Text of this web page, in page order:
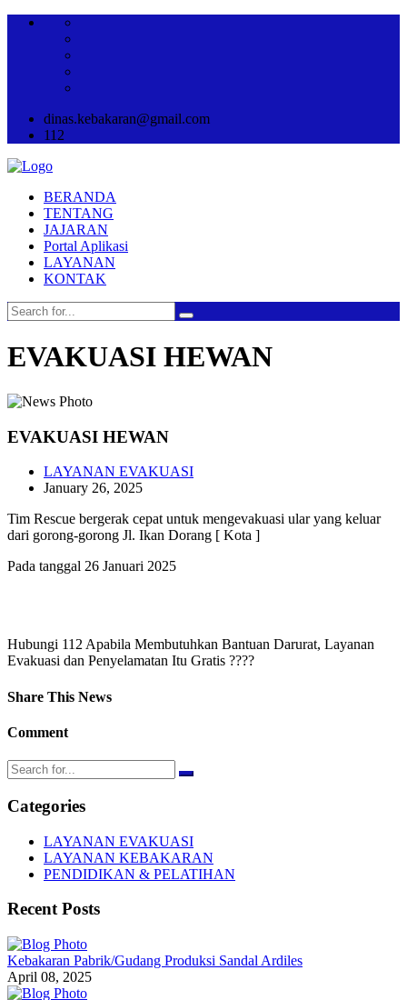
dinas.kebakaran@gmail.com
112
BERANDA
TENTANG
JAJARAN
Portal Aplikasi
LAYANAN
KONTAK
EVAKUASI HEWAN
EVAKUASI HEWAN
LAYANAN EVAKUASI
January 26, 2025
Tim Rescue bergerak cepat untuk mengevakuasi ular yang keluar
dari gorong-gorong Jl. Ikan Dorang [ Kota ]
Pada tanggal 26 Januari 2025
Hubungi 112 Apabila Membutuhkan Bantuan Darurat, Layanan
Evakuasi dan Penyelamatan Itu Gratis ????
Share This News
Comment
Categories
LAYANAN EVAKUASI
LAYANAN KEBAKARAN
PENDIDIKAN & PELATIHAN
Recent Posts
Kebakaran Pabrik/Gudang Produksi Sandal Ardiles
April 08, 2025